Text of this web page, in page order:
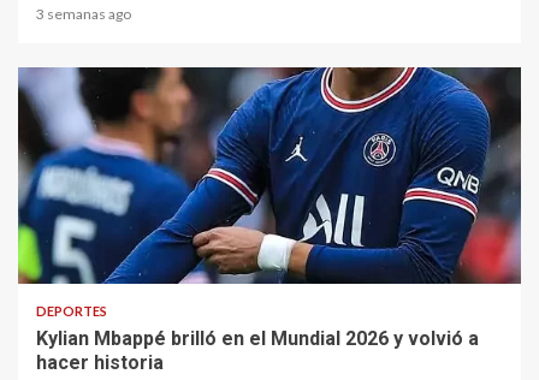
3 semanas ago
1 min read
DEPORTES
Kylian Mbappé brilló en el Mundial 2026 y volvió a
hacer historia